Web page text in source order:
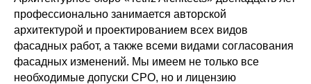
профессионально занимается авторской
архитектурой и проектированием всех видов
фасадных работ, а также всеми видами согласования
фасадных изменений. Мы имеем не только все
необходимые допуски СРО, но и лицензию